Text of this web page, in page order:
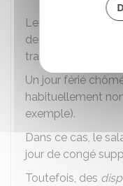
Le salarié n'est
de travail non
travaillé.
Un jour férié
habituellement
exemple).
Dans ce cas, le
jour de congé
Toutefois, des